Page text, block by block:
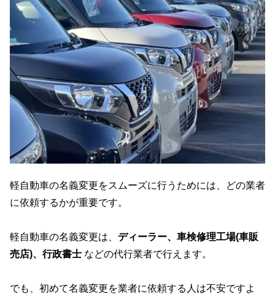
軽自動車の名義変更をスムーズに行うためには、どの業者
に依頼するかが重要です。
軽自動車の名義変更は、 ディーラー、車検修理工場(車販
売店)、行政書士 などの代行業者で行えます。
でも、初めて名義変更を業者に依頼する人は不安ですよ